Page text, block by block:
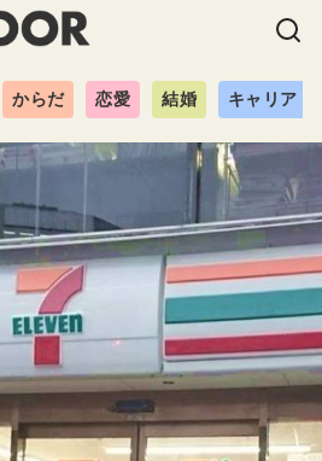
からだ 恋愛 結婚 キャリア